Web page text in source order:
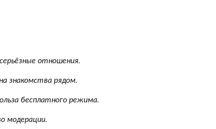
отношения.
знакомства рядом.
бесплатного режима.
модерации.